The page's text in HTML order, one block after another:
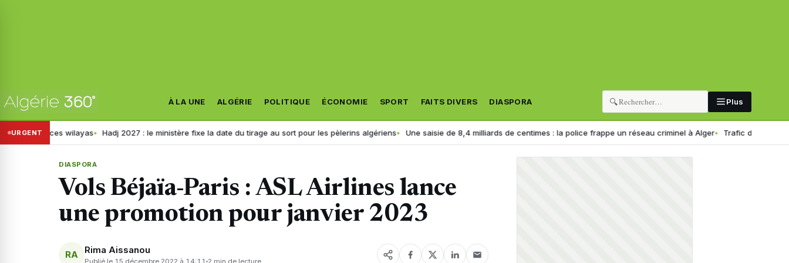
À LA UNE ALGÉRIE POLITIQUE ÉCONOMIE SPORT FAITS DIVERS DIASPORA 🔍 Plus
URGENT
wilayas Hadj 2027 : le ministère fixe la date du tirage au sort pour les pèlerins algériens Une saisie de 8,4 milliards de centimes : la police frappe un réseau criminel à Alger Trafic de drogue en Algérie :
DIASPORA
Vols Béjaïa-Paris : ASL Airlines lance
une promotion pour janvier 2023
RA Rima Aissanou
Publié le 15 décembre 2022 à 14:11 2 min de lecture